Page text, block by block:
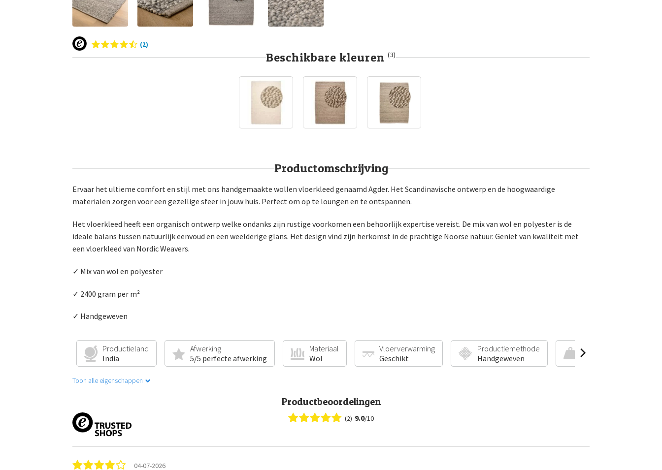
(2)
Beschikbare kleuren (3)
Productomschrijving
Ervaar het ultieme comfort en stijl met ons handgemaakte wollen vloerkleed genaamd Agder. Het Scandinavische ontwerp en de hoogwaardige
materialen zorgen voor een gezellige sfeer in jouw huis. Perfect om op te loungen en te ontspannen.
Het vloerkleed heeft een organisch ontwerp welke ondanks zijn rustige voorkomen een behoorlijk expertise vereist. De mix van wol en polyester is de
ideale balans tussen natuurlijk eenvoud en een weelderige glans. Het design vind zijn herkomst in de prachtige Noorse natuur. Geniet van kwaliteit met
een vloerkleed van Nordic Weavers.
✓ Mix van wol en polyester
✓ 2400 gram per m²
✓ Handgeweven
Productieland
India
Afwerking
5/5 perfecte afwerking
Materiaal
Wol
Vloerverwarming
Geschikt
Productiemethode
Handgeweven
Poolhoogte & Gewicht
5 mm | 2400 g/m²
Toon alle eigenschappen
Productbeoordelingen
(2) 9.0/10
04-07-2026